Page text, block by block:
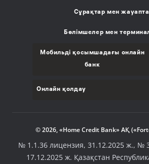
Сұрақтар мен
Бөлімшелер мен
Мобильді қосымшадағы онлайн
банк
Онлайн қолдау
© 2026, «Home Credit Bank» АҚ
№ 1.1.36 лицензия, 31.12.2025 ж., №
17.12.2025 ж. Қазақстан